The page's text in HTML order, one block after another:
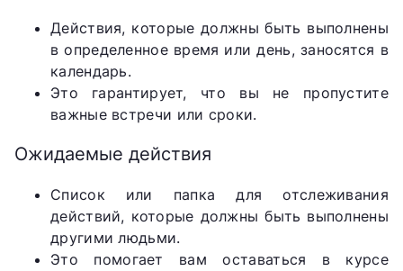
Действия, которые должны быть выполнены
в определенное время или день, заносятся в
календарь.
Это гарантирует, что вы не пропустите
важные встречи или сроки.
Ожидаемые действия
Список или папка для отслеживания
действий, которые должны быть выполнены
другими людьми.
Это помогает вам оставаться в курсе